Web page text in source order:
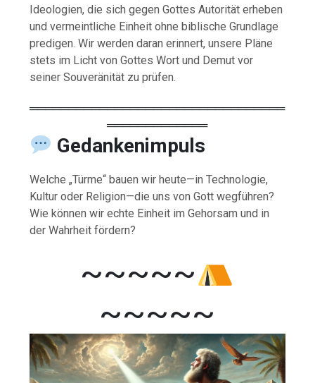
Ideologien, die sich gegen Gottes Autorität erheben
und vermeintliche Einheit ohne biblische Grundlage
predigen. Wir werden daran erinnert, unsere Pläne
stets im Licht von Gottes Wort und Demut vor
seiner Souveränität zu prüfen.
═════════════════════════════════
═════════════
Gedankenimpuls
Welche „Türme“ bauen wir heute—in Technologie,
Kultur oder Religion—die uns von Gott wegführen?
Wie können wir echte Einheit im Gehorsam und in
der Wahrheit fördern?
~~~~~
~~~~~